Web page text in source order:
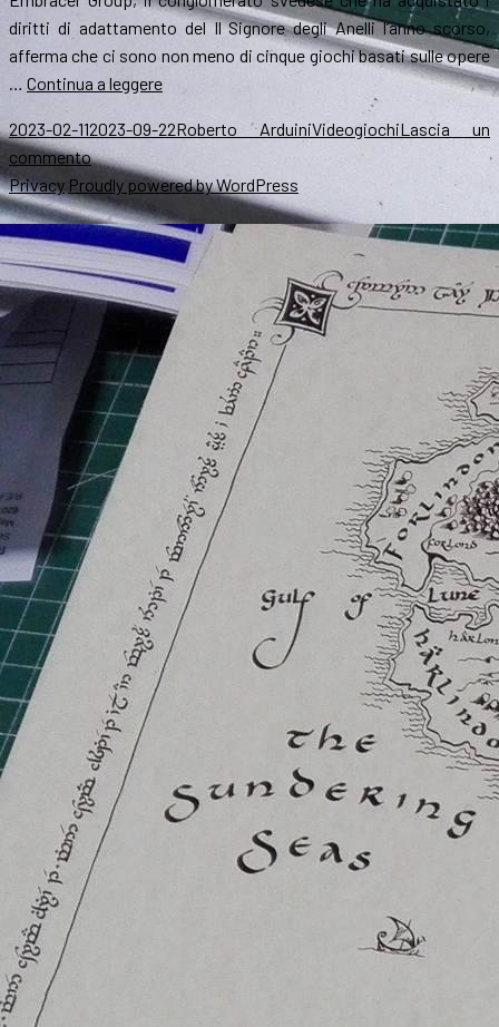
a
diritti di adattamento del Il Signore degli Anelli l’anno scorso,
afferma che ci sono non meno di cinque giochi basati sulle opere
… Continua a leggereIn
5
sul
Signore
degli
Anelli
Scritto
il
2023-02-112023-09-22Autore
Roberto ArduiniCategorie
VideogiochiLascia un
commentosu
In
uscita
5
videogiochi
sul
degli
Anelli
Privacy Proudly powered by WordPress